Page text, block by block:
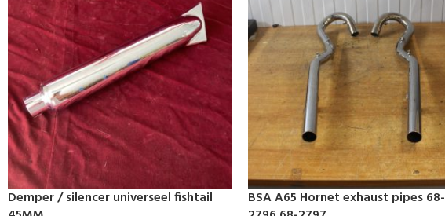
Demper / silencer universeel fishtail
BSA A65 Hornet exhaust pipes 68-